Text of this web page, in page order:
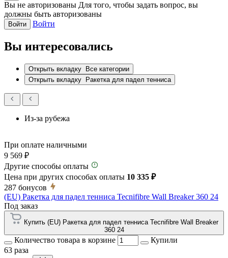
Вы не авторизованы Для того, чтобы задать вопрос, вы
должны быть авторизованы
Войти Войти
Вы интересовались
Открыть вкладку
Все категории
Открыть вкладку
Ракетка для падел тенниса
Из-за рубежа
При оплате наличными
9 569 ₽
Другие способы оплаты
Цена при других способах оплаты 10 335 ₽
287 бонусов
(EU) Ракетка для падел тенниса Tecnifibre Wall Breaker 360 24
Под заказ
Купить (EU) Ракетка для падел тенниса Tecnifibre Wall Breaker
360 24
Количество товара в корзине
Купили
63 раза